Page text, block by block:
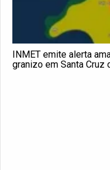
INMET emite alerta
granizo em Santa Cruz